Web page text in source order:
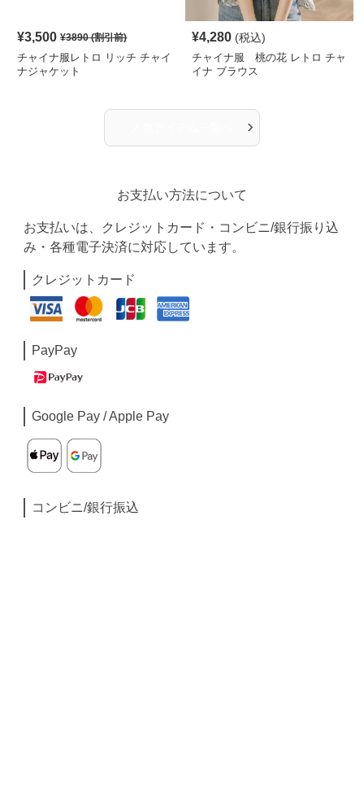
¥3,500 ¥3890(割引前)
チャイナ服レトロ リッチ チャイ
ナジャケット
¥4,280 (税込)
チャイナ服 桃の花 レトロ チャ
イナ ブラウス
›
お支払い方法について
お支払いは、クレジットカード・コンビニ/銀行振り込
み・各種電子決済に対応しています。
クレジットカード
PayPay
Google Pay / Apple Pay
コンビニ/銀行振込